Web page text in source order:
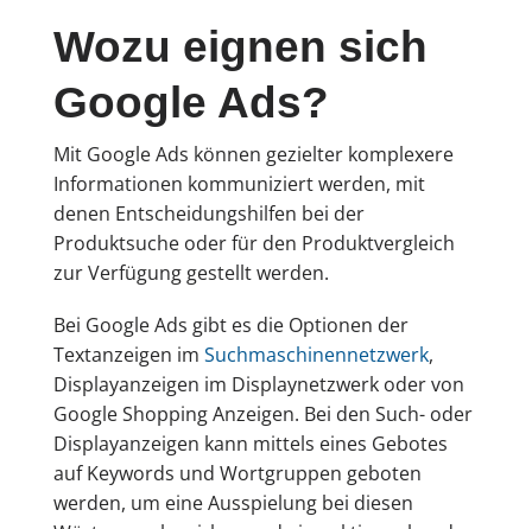
Wozu eignen sich
Google Ads?
Mit Google Ads können gezielter komplexere
Informationen kommuniziert werden, mit
denen Entscheidungshilfen bei der
Produktsuche oder für den Produktvergleich
zur Verfügung gestellt werden.
Bei Google Ads gibt es die Optionen der
Textanzeigen im Suchmaschinennetzwerk,
Displayanzeigen im Displaynetzwerk oder von
Google Shopping Anzeigen. Bei den Such- oder
Displayanzeigen kann mittels eines Gebotes
auf Keywords und Wortgruppen geboten
werden, um eine Ausspielung bei diesen